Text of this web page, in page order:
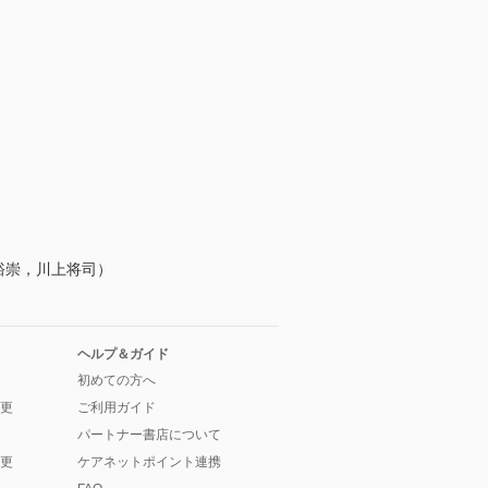
，川上将司）
ヘルプ＆ガイド
初めての方へ
ご利用ガイド
パートナー書店について
ケアネットポイント連携